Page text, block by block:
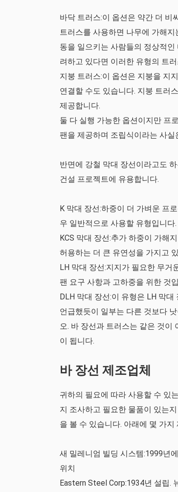
바닥 트러스:이 옵션은 약간 더 비
트러스를 사용하면 나무에 가해
동을 일으키는 사람들의 정상적
려하고 있다면 이러한 유형의 트
지붕 트러스:이 옵션은 지붕을 지
연결할 수도 있습니다. 지붕 트러
제공합니다.
둘 다 실행 가능한 옵션이지만 프
팬을 제공하며 조립식이라는 사
반면에 강철 막대 장선이라고도
건설 프로젝트에 유용합니다.
K 막대 장선:하중이 더 가벼운 프
우 일반적으로 사용할 유형입니다.
KCS 막대 장선:추가 하중이 가해
허용하는 더 큰 유연성을 가지고
LH 막대 장선:지지가 필요한 무거
팬 요구 사항과 고하중을 위한 것
DLH 막대 장선:이 유형은 LH 막
언급했듯이 일부는 다른 것보다
오. 바 장선과 트러스는 같은 것이
이 됩니다.
바 장선 제조업체
귀하의 필요에 따라 사용할 수 있
지 조사하고 필요한 물품이 있는
을 볼 수 있습니다. 아래에 몇 가
새 밀레니엄 빌딩 시스템:1999년
위치
Eastern Steel Corp:1934년 설립.